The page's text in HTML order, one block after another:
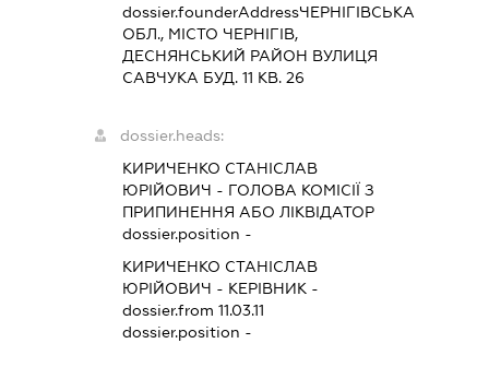
dossier.founderAddressЧЕРНІГІВСЬКА
ОБЛ., МІСТО ЧЕРНІГІВ,
ДЕСНЯНСЬКИЙ РАЙОН ВУЛИЦЯ
САВЧУКА БУД. 11 КВ. 26
dossier.heads:
КИРИЧЕНКО СТАНІСЛАВ
ЮРІЙОВИЧ - ГОЛОВА КОМІСІЇ З
ПРИПИНЕННЯ АБО ЛІКВІДАТОР
dossier.position -
КИРИЧЕНКО СТАНІСЛАВ
ЮРІЙОВИЧ - КЕРІВНИК -
dossier.from 11.03.11
dossier.position -